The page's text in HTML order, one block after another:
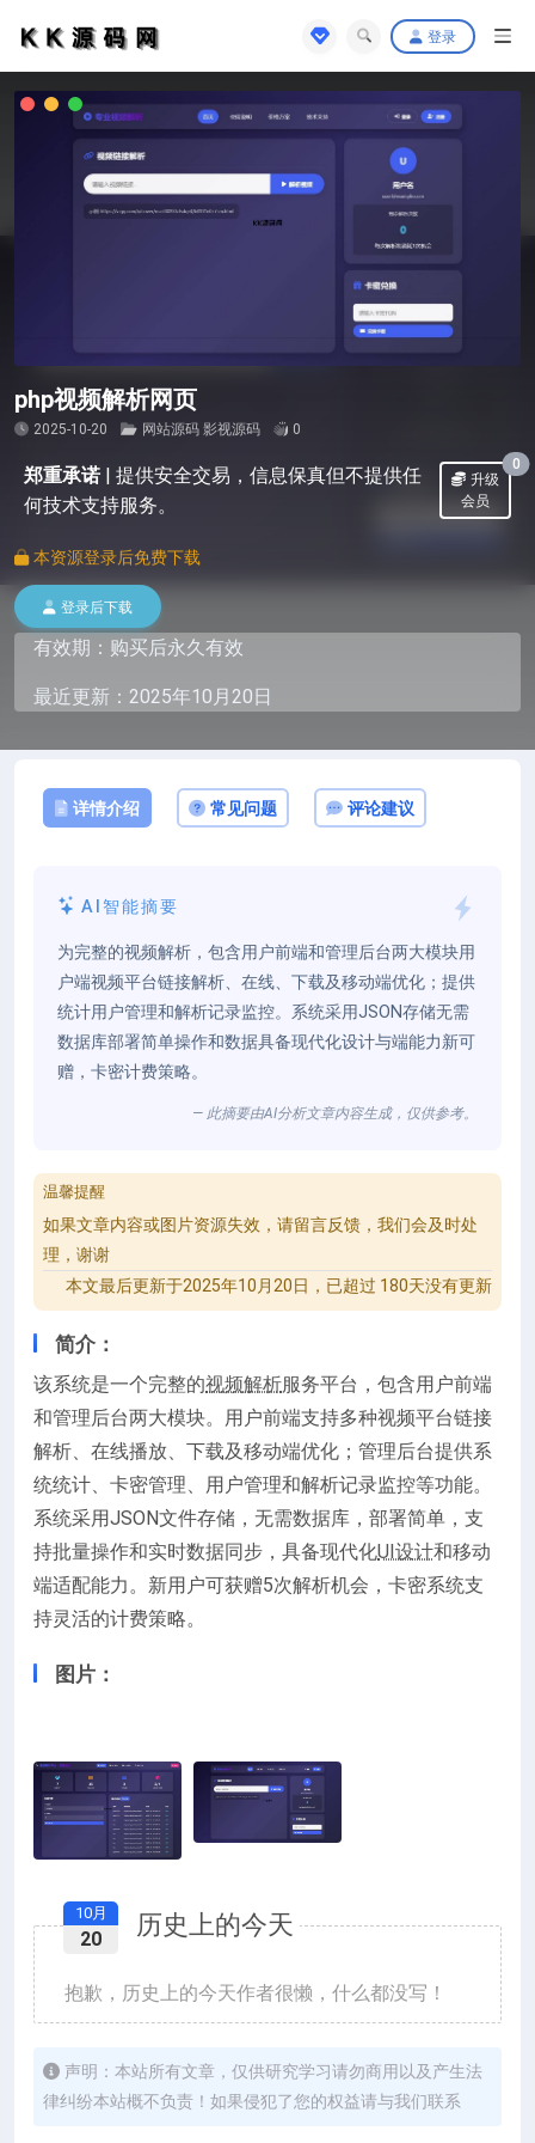
登录
php视频解析网页
2025-10-20 网站源码 影视源码 0
郑重承诺
提供安全交易，信息保真但不提供任
何技术支持服务。
升级
会员
0
本资源登录后免费下载
登录后下载
有效期：购买后永久有效
最近更新：2025年10月20日
详情介绍 常见问题 评论建议
AI智能摘要
为完整的视频解析，包含用户前端和管理后台两大模块用
户端视频平台链接解析、在线、下载及移动端优化；提供
统计用户管理和解析记录监控。系统采用JSON存储无需
数据库部署简单操作和数据具备现代化设计与端能力新可
赠，卡密计费策略。
— 此摘要由AI分析文章内容生成，仅供参考。
温馨提醒
如果文章内容或图片资源失效，请留言反馈，我们会及时处
理，谢谢
本文最后更新于2025年10月20日，已超过 180天没有更新
简介：
该系统是一个完整的视频解析服务平台，包含用户前端
和管理后台两大模块。用户前端支持多种视频平台链接
解析、在线播放、下载及移动端优化；管理后台提供系
统统计、卡密管理、用户管理和解析记录监控等功能。
系统采用JSON文件存储，无需数据库，部署简单，支
持批量操作和实时数据同步，具备现代化UI设计和移动
端适配能力。新用户可获赠5次解析机会，卡密系统支
持灵活的计费策略。
图片：
历史上的今天
10月
20
抱歉，历史上的今天作者很懒，什么都没写！
声明：本站所有文章，仅供研究学习请勿商用以及产生法
律纠纷本站概不负责！如果侵犯了您的权益请与我们联系